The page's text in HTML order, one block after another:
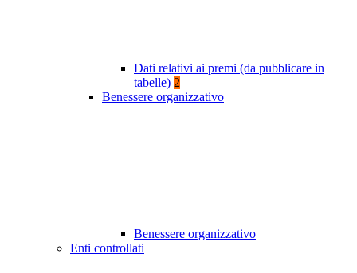
Dati relativi ai premi (da pubblicare in
tabelle) 2
Benessere organizzativo
Benessere organizzativo
Enti controllati